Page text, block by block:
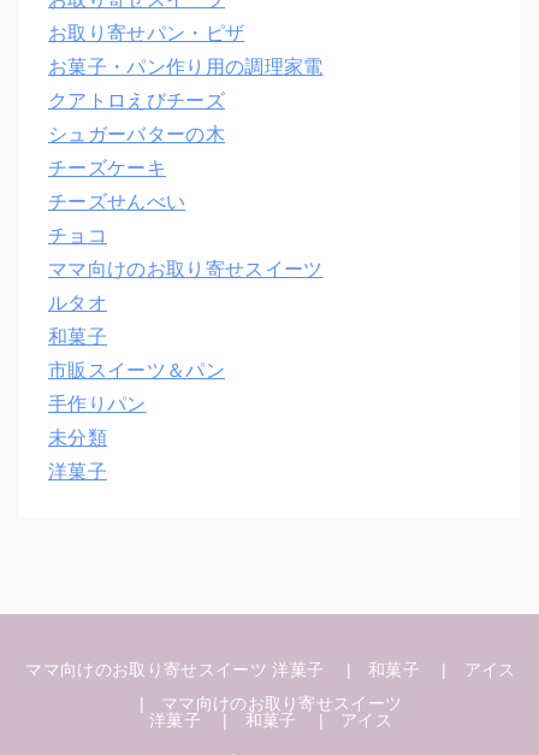
お取り寄せパン・ピザ
お菓子・パン作り用の調理家電
クアトロえびチーズ
シュガーバターの木
チーズケーキ
チーズせんべい
チョコ
ママ向けのお取り寄せスイーツ
ルタオ
和菓子
市販スイーツ＆パン
手作りパン
未分類
洋菓子
ママ向けのお取り寄せスイーツ 洋菓子 和菓子
アイス
ママ向けのお取り寄せスイーツ
洋菓子
和菓子 アイス